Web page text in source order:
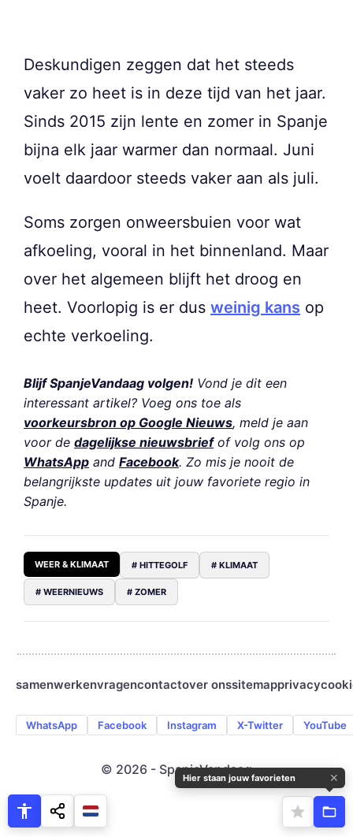
Deskundigen zeggen dat het steeds
vaker zo heet is in deze tijd van het jaar.
Sinds 2015 zijn lente en zomer in Spanje
bijna elk jaar warmer dan normaal. Juni
voelt daardoor steeds vaker aan als juli.
Soms zorgen onweersbuien voor wat
afkoeling, vooral in het binnenland. Maar
over het algemeen blijft het droog en
heet. Voorlopig is er dus weinig kans op
echte verkoeling.
Blijf SpanjeVandaag volgen! Vond je dit een
interessant artikel? Voeg ons toe als
voorkeursbron op Google Nieuws, meld je aan
voor de dagelijkse nieuwsbriefof volg ons op
WhatsApp and Facebook. Zo mis je nooit de
belangrijkste updates uit jouw favoriete regio in
Spanje.
WEER & KLIMAAT # HITTEGOLF # KLIMAAT
# WEERNIEUWS # ZOMER
samenwerkenvragencontactover onssitemapprivacy
WhatsApp Facebook Instagram X-Twitter YouTube
© 2026 - SpanjeVandaag
Hier staan jouw favorieten ✕